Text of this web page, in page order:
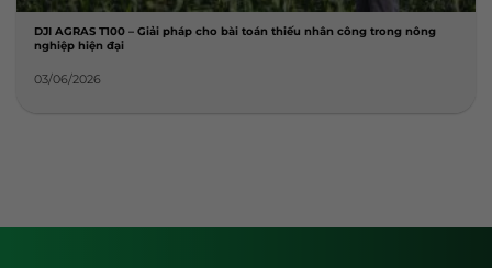
DJI AGRAS T100 – Giải pháp cho bài toán thiếu nhân công trong nông
nghiệp hiện đại
03/06/2026